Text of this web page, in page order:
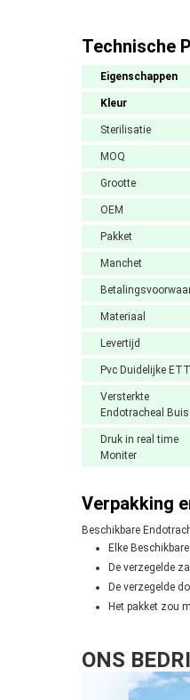
Technische
Eigenschappen
Kleur
Sterilisatie
MOQ
Grootte
OEM
Pakket
Manchet
Materiaal
Levertijd
Pvc Duidelijke ETT
Versterkte
Endotracheal Buis
Druk in real time
Moniter
Verpakking
Beschikbare
Elke
De verzegelde
De verzegelde
Het pakket zou
ONS